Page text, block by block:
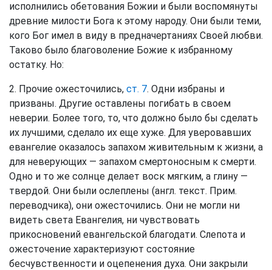
исполнились обетования Божии и были воспомянуты
древние милости Бога к этому народу. Они были теми,
кого Бог имел в виду в предначертаниях Своей любви.
Таково было благоволение Божие к избранному
остатку. Но:
2. Прочие ожесточились, ст. 7. Одни избраны и
призваны. Другие оставлены погибать в своем
неверии. Более того, то, что должно было бы сделать
их лучшими, сделало их еще хуже. Для уверовавших
евангелие оказалось запахом живительным к жизни, а
для неверующих — запахом смертоносным к смерти.
Одно и то же солнце делает воск мягким, а глину —
твердой. Они были ослеплены (англ. текст. Прим.
переводчика), они ожесточились. Они не могли ни
видеть света Евангелия, ни чувствовать
прикосновений евангельской благодати. Слепота и
ожесточение характеризуют состояние
бесчувственности и оцепенения духа. Они закрыли